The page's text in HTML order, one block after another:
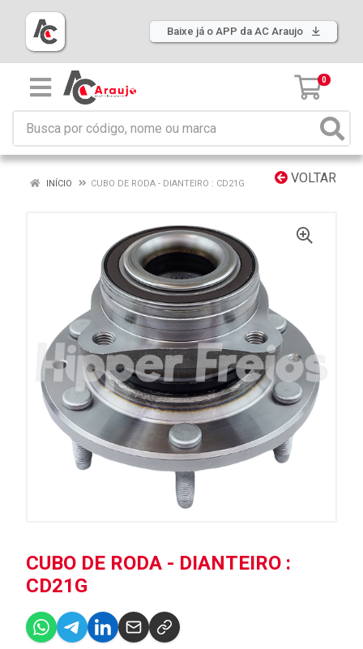
Baixe já o APP da AC Araujo
0
VOLTAR
INÍCIO CUBO DE RODA - DIANTEIRO : CD21G
CUBO DE RODA - DIANTEIRO :
CD21G